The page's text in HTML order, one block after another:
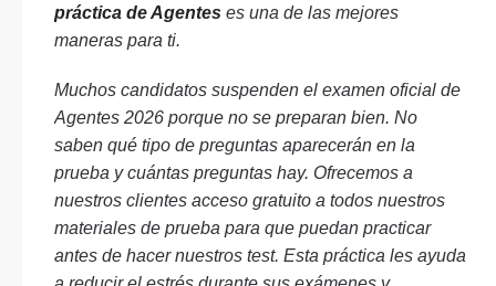
práctica de Agentes es una de las mejores
maneras para ti.
Muchos candidatos suspenden el examen oficial de
Agentes 2026 porque no se preparan bien. No
saben qué tipo de preguntas aparecerán en la
prueba y cuántas preguntas hay. Ofrecemos a
nuestros clientes acceso gratuito a todos nuestros
materiales de prueba para que puedan practicar
antes de hacer nuestros test. Esta práctica les ayuda